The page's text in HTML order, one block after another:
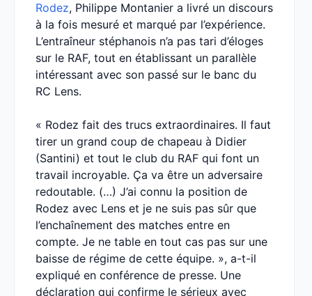
Rodez, Philippe Montanier a livré un discours
à la fois mesuré et marqué par l’expérience.
L’entraîneur stéphanois n’a pas tari d’éloges
sur le RAF, tout en établissant un parallèle
intéressant avec son passé sur le banc du
RC Lens.
« Rodez fait des trucs extraordinaires. Il faut
tirer un grand coup de chapeau à Didier
(Santini) et tout le club du RAF qui font un
travail incroyable. Ça va être un adversaire
redoutable. (…) J’ai connu la position de
Rodez avec Lens et je ne suis pas sûr que
l’enchaînement des matches entre en
compte. Je ne table en tout cas pas sur une
baisse de régime de cette équipe. », a-t-il
expliqué en conférence de presse. Une
déclaration qui confirme le sérieux avec